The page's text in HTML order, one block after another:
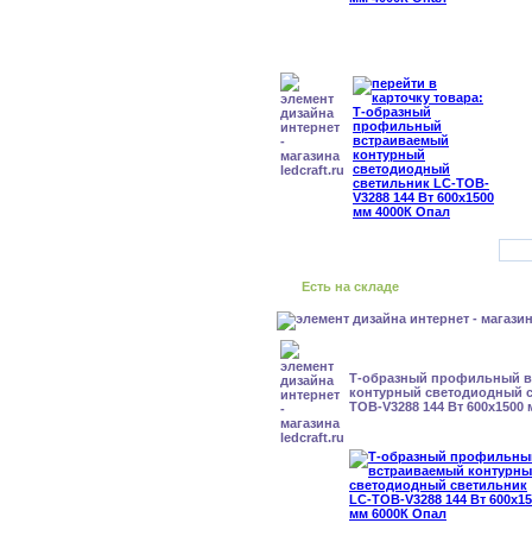
Есть на складе
Т-образный профильный
контурный светодиодный
TOB-V3288 144 Вт